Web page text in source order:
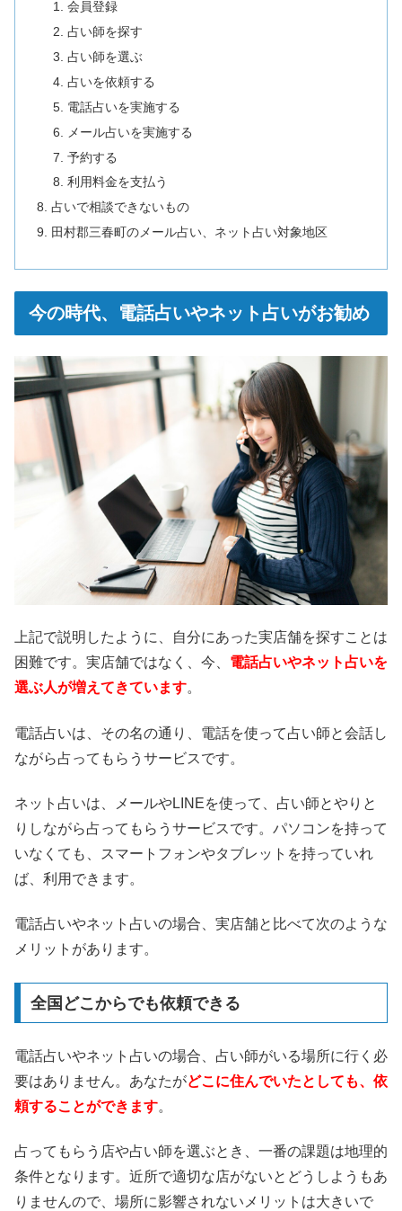
会員登録
占い師を探す
占い師を選ぶ
占いを依頼する
電話占いを実施する
メール占いを実施する
予約する
利用料金を支払う
占いで相談できないもの
田村郡三春町のメール占い、ネット占い対象地区
今の時代、電話占いやネット占いがお勧め
上記で説明したように、自分にあった実店舗を探すことは
困難です。実店舗ではなく、今、 電話占いやネット占いを
選ぶ人が増えてきています。
電話占いは、その名の通り、電話を使って占い師と会話し
ながら占ってもらうサービスです。
ネット占いは、メールやLINEを使って、占い師とやりと
りしながら占ってもらうサービスです。パソコンを持って
いなくても、スマートフォンやタブレットを持っていれ
ば、利用できます。
電話占いやネット占いの場合、実店舗と比べて次のような
メリットがあります。
全国どこからでも依頼できる
電話占いやネット占いの場合、占い師がいる場所に行く必
要はありません。あなたがどこに住んでいたとしても、依
頼することができます。
占ってもらう店や占い師を選ぶとき、一番の課題は地理的
条件となります。近所で適切な店がないとどうしようもあ
りませんので、場所に影響されないメリットは大きいで